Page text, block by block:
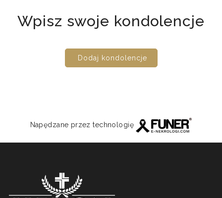
Wpisz swoje kondolencje
Dodaj kondolencje
Napędzane przez technologię